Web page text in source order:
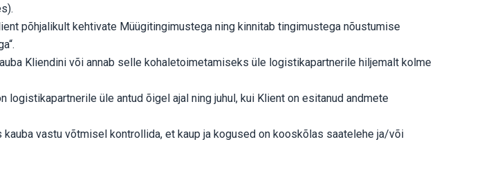
põhjalikult kehtivate Müügitingimustega ning kinnitab tingimustega nõustumise
Kliendini või annab selle kohaletoimetamiseks üle logistikapartnerile hiljemalt kolme
üle antud õigel ajal ning juhul, kui Klient on esitanud andmete
vastu võtmisel kontrollida, et kaup ja kogused on kooskõlas saatelehe ja/või